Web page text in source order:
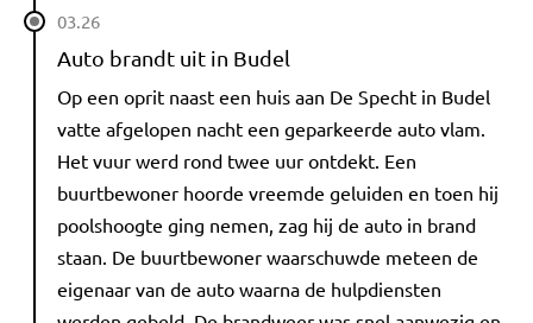
03.26
Auto brandt uit in Budel
Op een oprit naast een huis aan De Specht in Budel
vatte afgelopen nacht een geparkeerde auto vlam.
Het vuur werd rond twee uur ontdekt. Een
buurtbewoner hoorde vreemde geluiden en toen hij
poolshoogte ging nemen, zag hij de auto in brand
staan. De buurtbewoner waarschuwde meteen de
eigenaar van de auto waarna de hulpdiensten